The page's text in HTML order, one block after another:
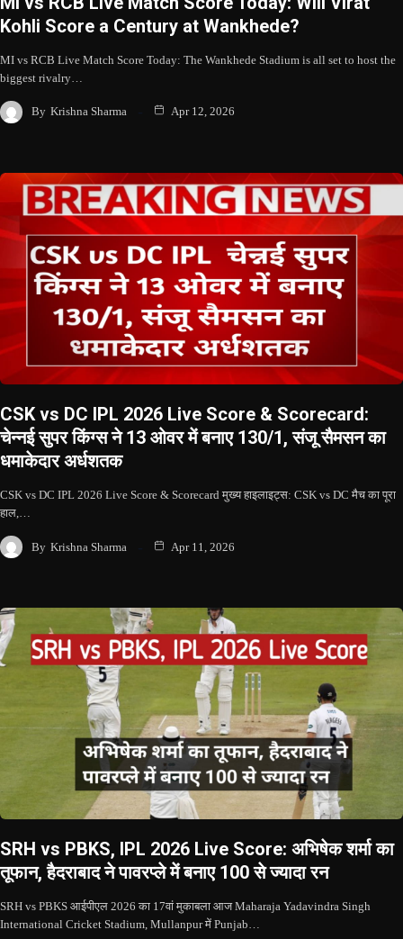
Kohli Score a Century at Wankhede?
MI vs RCB Live Match Score Today: The Wankhede Stadium is all set to host the
biggest rivalry…
By Krishna Sharma Apr 12, 2026
CSK vs DC IPL 2026 Live Score & Scorecard:
चेन्नई सुपर किंग्स ने 13 ओवर में बनाए 130/1, संजू सैमसन का
धमाकेदार अर्धशतक
CSK vs DC IPL 2026 Live Score & Scorecard मुख्य हाइलाइट्स: CSK vs DC मैच का पूरा
हाल,…
By Krishna Sharma Apr 11, 2026
SRH vs PBKS, IPL 2026 Live Score: अभिषेक शर्मा का
तूफान, हैदराबाद ने पावरप्ले में बनाए 100 से ज्यादा रन
SRH vs PBKS आईपीएल 2026 का 17वां मुकाबला आज Maharaja Yadavindra Singh
International Cricket Stadium, Mullanpur में Punjab…